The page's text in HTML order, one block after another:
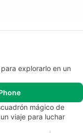
explorarlo en un
mágico de
viaje para luchar